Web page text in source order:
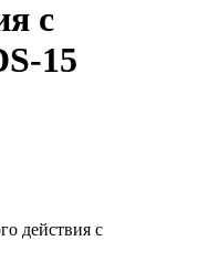
с
15
действия с